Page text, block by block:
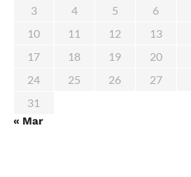
3
4 5 6
10
11 12 13
17
18 19 20
24
25 26 27
31
« Mar